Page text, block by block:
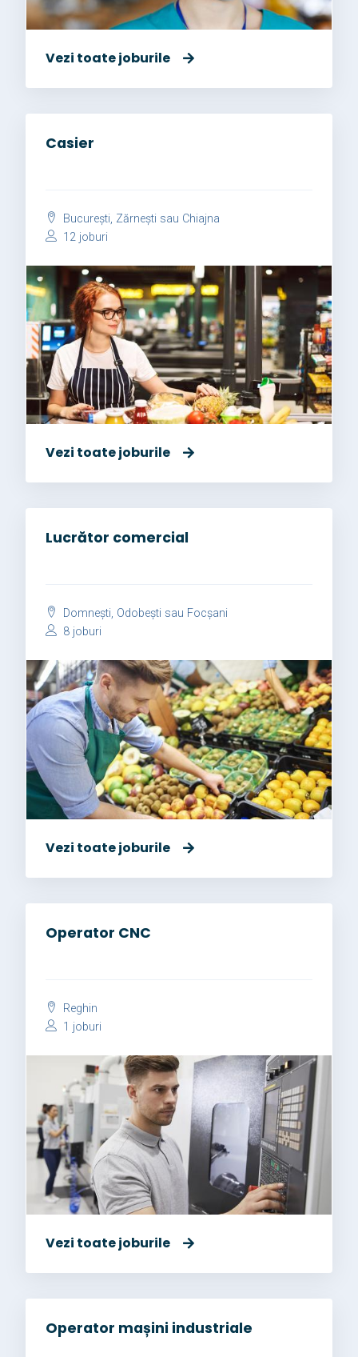
Vezi toate joburile
Casier
București, Zărnești sau Chiajna
12 joburi
Vezi toate joburile
Lucrător comercial
Domnești, Odobești sau Focșani
8 joburi
Vezi toate joburile
Operator CNC
Reghin
1 joburi
Vezi toate joburile
Operator mașini industriale